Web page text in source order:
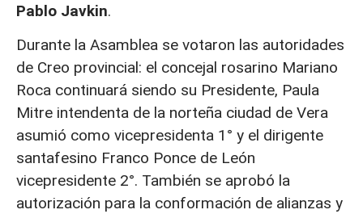
Pablo Javkin.
Durante la Asamblea se votaron las autoridades
de Creo provincial: el concejal rosarino Mariano
Roca continuará siendo su Presidente, Paula
Mitre intendenta de la norteña ciudad de Vera
asumió como vicepresidenta 1° y el dirigente
santafesino Franco Ponce de León
vicepresidente 2°. También se aprobó la
autorización para la conformación de alianzas y